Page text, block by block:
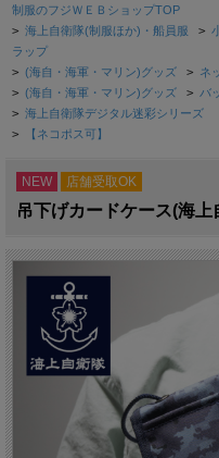
制服のフジＷＥＢショップTOP
> 海上自衛隊(制服ほか)・船員服 >
ラップ
> (海自・海軍・マリン)グッズ > ネ
> (海自・海軍・マリン)グッズ > バ
> 海上自衛隊デジタル迷彩シリーズ
> 【ネコポス可】
NEW 店舗受取OK
吊下げカードケース(海